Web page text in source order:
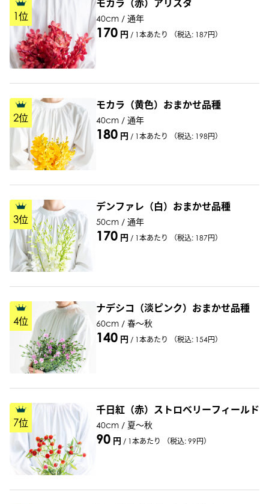
1位
モカラ（赤）アリスタ
40cm / 通年
170 円 / 1本あたり （税込: 187円）
2位
モカラ（黄色）おまかせ品種
40cm / 通年
180 円 / 1本あたり （税込: 198円）
3位
デンファレ（白）おまかせ品種
50cm / 通年
170 円 / 1本あたり （税込: 187円）
4位
ナデシコ（淡ピンク）おまかせ品種
60cm / 春～秋
140 円 / 1本あたり （税込: 154円）
7位
千日紅（赤）ストロベリーフィールド
40cm / 夏～秋
90 円 / 1本あたり （税込: 99円）